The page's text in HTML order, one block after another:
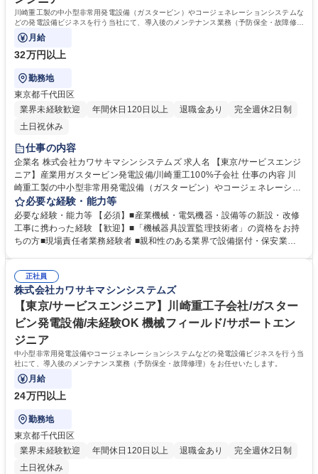
川崎重工製の中小型非常用発電設備（ガスタービン）やコージェネレーションシステムな
どの発電設備ビジネスを行う当社にて、導入後のメンテナンス業務（予防保全・故障修
理）をお任せいたします。
月給
32万円以上
勤務地
東京都千代田区
業界未経験歓迎
年間休日120日以上 退職金あり
完全週休2日制
土日祝休み
仕事の内容
企業名 株式会社カワサキマシンシステムズ 求人名 【東京/サービスエンジ
ニア】産業用ガスタービン発電設備/川崎重工100%子会社 仕事の内容 川
崎重工製の中小型非常用発電設備（ガスタービン）やコージェネレーショ
ンシステムなどの発電設備ビジネスを行う当社にて、導入後のメンテナン
ス業務（予防保全・故障修理）をお任せいたします。 【具体的には】 ■整
備点検実務は協力会社に委託し、メンテナンス現場の現場責任者として現
場の管理・お客様との調整・協力会社への指揮・監督業務を担当。 ■定期
当。 ※変更の範囲:当社の定める業務 募集職種 【東京/サービスエンジニ
ア】産業用ガスタービン発電設備/川崎重工100%子会社
必要な経験・能力等
必要な経験・能力等 【必須】■産業機械・電気機器・設備等の新設・改修
工事に携わった経験 【歓迎】■「機械器具設置監理技術者」の資格をお持
ちの方■現場責任者業務経験者 ■親和性のある業界で設備据付・保安業務
平均30時間程度です。宿泊出張は月2～3回程度で、ほとんどが1泊のため
働きやすい環境です。 《企業の強み》 川崎重工グループとして、高度な
技術研修やビジネススキル研修など人財育成に力を入れています。 学歴・
資格 学歴：大学院 大学 高専 短大 専修学校 高校 語学力： 資格：第一種運
転免許普通自動車 監理技術者
正社員
株式会社カワサキマシンシステムズ
【東京/サービスエンジニア】川崎重工子会社/ガスター
ビン発電設備/未経験OK 機械フィールド/サポートエン
ジニア
中小型非常用発電設備やコージェネレーションシステムなどの発電設備ビジネスを行う当
社にて、導入後のメンテナンス業務（予防保全・故障修理）をお任せいたします。
月給
24万円以上
勤務地
東京都千代田区
業界未経験歓迎
年間休日120日以上 退職金あり
完全週休2日制
土日祝休み